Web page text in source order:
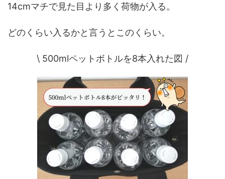
14cmマチで見た目より多く荷物が入る。
どのくらい入るかと言うとこのくらい。
\ 500mlペットボトルを8本入れた図 /